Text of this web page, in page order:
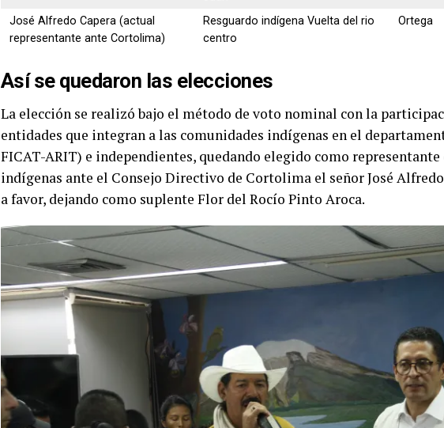
José Alfredo Capera (actual
representante ante Cortolima)
Resguardo indígena Vuelta del rio
centro
Ortega
Así se quedaron las elecciones
La elección se realizó bajo el método de voto nominal con la
entidades que integran a las comunidades indígenas en el
FICAT-ARIT) e independientes, quedando elegido como
indígenas ante el Consejo Directivo de Cortolima el señor José
a favor, dejando como suplente Flor del Rocío Pinto Aroca.